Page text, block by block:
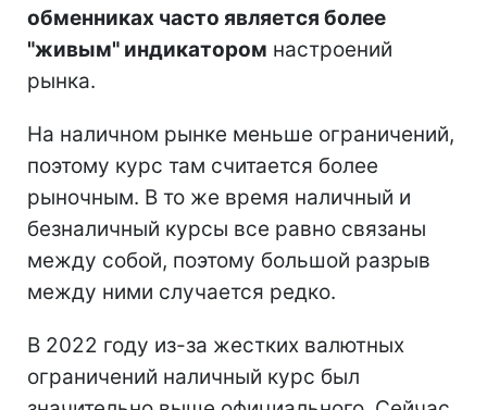
обменниках часто является более
"живым" индикатором настроений
рынка.
На наличном рынке меньше ограничений,
поэтому курс там считается более
рыночным. В то же время наличный и
безналичный курсы все равно связаны
между собой, поэтому большой разрыв
между ними случается редко.
В 2022 году из-за жестких валютных
ограничений наличный курс был